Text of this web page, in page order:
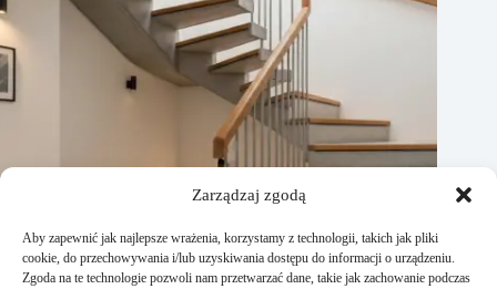
Zarządzaj zgodą
Aby zapewnić jak najlepsze wrażenia, korzystamy z technologii, takich jak pliki
cookie, do przechowywania i/lub uzyskiwania dostępu do informacji o urządzeniu.
Zgoda na te technologie pozwoli nam przetwarzać dane, takie jak zachowanie podczas